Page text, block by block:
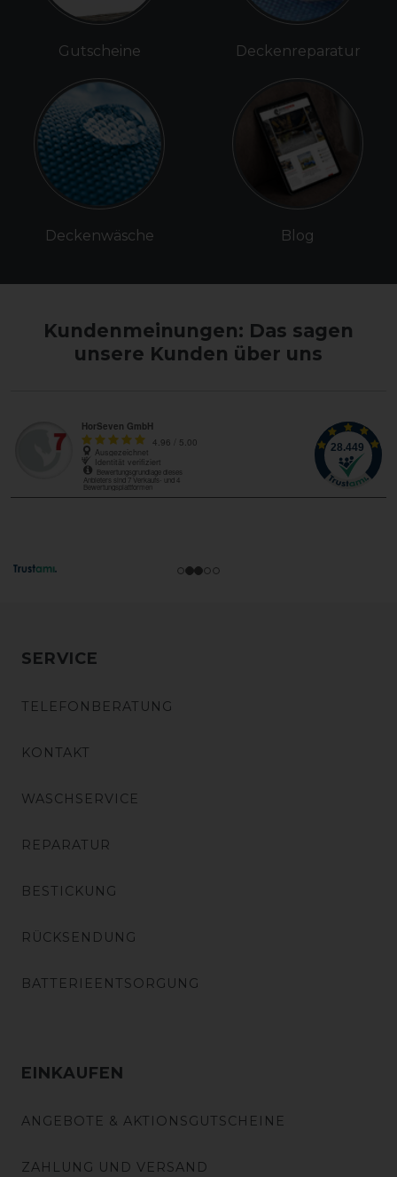
Gutscheine
Deckenwäsche
Deckenreparatur
Blog
Kundenmeinungen: Das sagen
unsere Kunden über uns
SERVICE
TELEFONBERATUNG
KONTAKT
WASCHSERVICE
REPARATUR
BESTICKUNG
RÜCKSENDUNG
BATTERIEENTSORGUNG
EINKAUFEN
ANGEBOTE & AKTIONSGUTSCHEINE
ZAHLUNG UND VERSAND